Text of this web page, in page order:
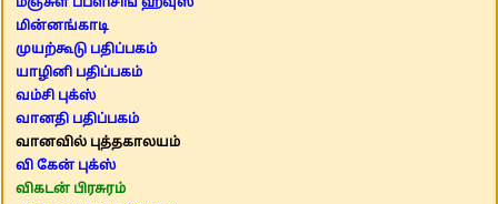
மஞ்சுள் பப்ளிசிங் ஹவுஸ்
மின்னங்காடி
முயற்கூடு பதிப்பகம்
யாழினி பதிப்பகம்
வம்சி புக்ஸ்
வானதி பதிப்பகம்
வானவில் புத்தகாலயம்
வி கேன் புக்ஸ்
விகடன் பிரசுரம்